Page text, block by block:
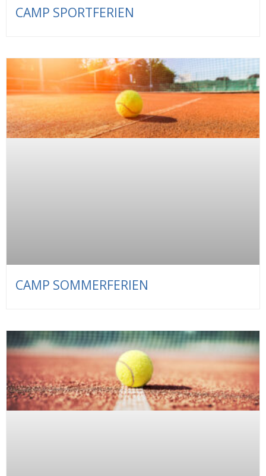
CAMP SPORTFERIEN
CAMP SOMMERFERIEN